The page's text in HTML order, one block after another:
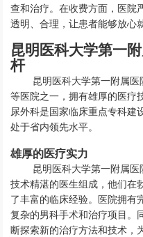
查和治疗。在收费方面，医院
透明、合理，让患者能够放心
昆明医科大学第一
杆
昆明医科大学第一附属
等医院之一，拥有雄厚的医疗
尿外科是国家临床重点专科建
处于省内领先水平。
雄厚的医疗实力
昆明医科大学第一附属医
技术精湛的医生组成，他们在
了丰富的临床经验。医院拥有
复杂的男科手术和治疗项目。
断探索新的治疗方法和技术，